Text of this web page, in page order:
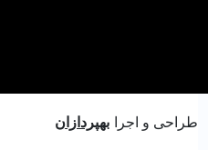
طراحی و اجرا بهپردازان